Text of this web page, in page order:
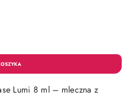
Lumi 8 ml – mleczna z